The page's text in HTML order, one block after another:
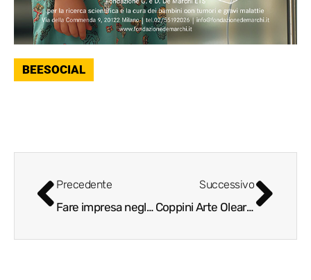
BEESOCIAL
Precedente
Fare impresa negli STATES
Successivo
Coppini Arte Olearia – Intervista a Paolo Coppini